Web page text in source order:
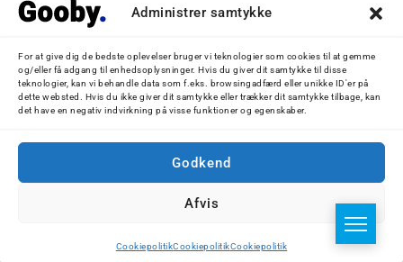
Administrer samtykke
For at give dig de bedste oplevelser bruger vi teknologier som cookies til at gemme
og/eller få adgang til enhedsoplysninger. Hvis du giver dit samtykke til disse
teknologier, kan vi behandle data som f.eks. browsingadfærd eller unikke ID'er på
dette websted. Hvis du ikke giver dit samtykke eller trækker dit samtykke tilbage, kan
det have en negativ indvirkning på visse funktioner og egenskaber.
Godkend
Afvis
CookiepolitikCookiepolitikCookiepolitik
Havne & Turbåde samt restaurantionsskibe
Bilskib
Storebæltsbroen
© 2026 Nicolaj D. Jepsen - Gooby.dk